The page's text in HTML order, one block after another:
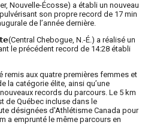
Nouvelle-Écosse) a établi un nouveau
son propre record de 17 min
de l’année dernière.
Chebogue, N.-É.) a réalisé un
le précédent record de 14:28 établi
remis aux quatre premières femmes et
la catégorie élite, ainsi qu’une
records du parcours. Le 5 km
de Québec incluse dans le
désignées d'Athlétisme Canada pour
a emprunté le même parcours en